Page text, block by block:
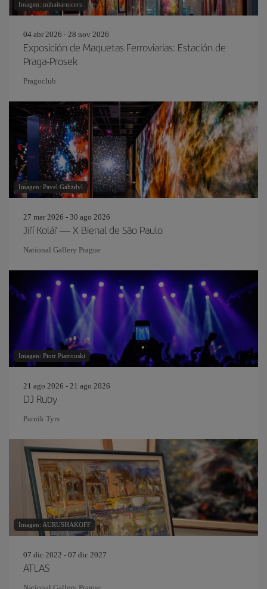
Imagen: mihaitarniceru
04 abr 2026 - 28 nov 2026
Exposición de Maquetas Ferroviarias: Estación de
Praga-Prosek
Pragoclub
Imagen: Pavel Gabzdyl
27 mar 2026 - 30 ago 2026
Jiří Kolář — X Bienal de São Paulo
National Gallery Prague
Imagen: Piotr Piatrouski
21 ago 2026 - 21 ago 2026
DJ Ruby
Parnik Tyrs
Imagen: AURUSHAKOFF
07 dic 2022 - 07 dic 2027
ATLAS